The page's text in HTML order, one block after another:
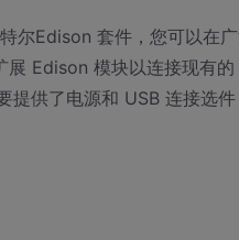
尔Edison 套件，您可以在
展 Edison 模块以连接现有
提供了电源和 USB 连接选